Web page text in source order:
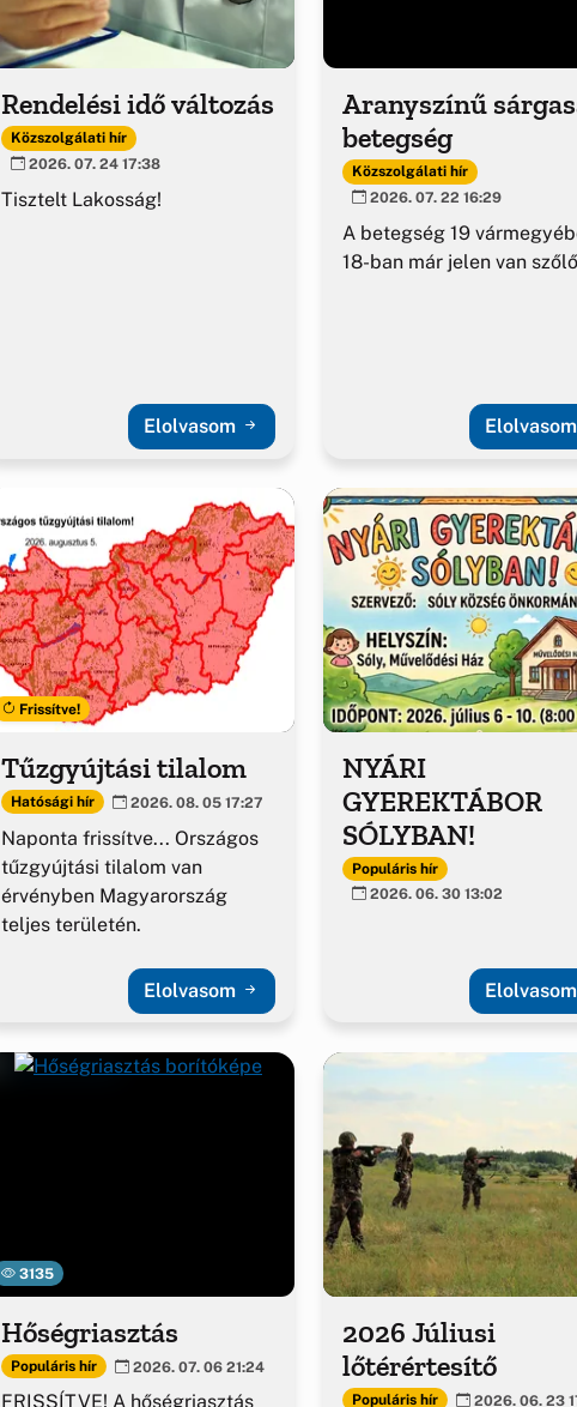
Rendelési idő változás
Közszolgálati hír
2026. 07. 24 17:38
Tisztelt Lakosság!
Elolvasom
Aranyszínű
betegség
Közszolgálati hír
2026. 07. 22 16:29
A betegség 19
18-ban már jelen van
Elolvasom
Frissítve!
Tűzgyújtási tilalom
Hatósági hír 2026. 08. 05 17:27
Naponta frissítve... Országos
tűzgyújtási tilalom van
érvényben Magyarország
teljes területén.
Elolvasom
NYÁRI
GYEREKTÁBOR
SÓLYBAN!
Populáris hír
2026. 06. 30 13:02
Elolvasom
3135
Hőségriasztás
Populáris hír 2026. 07. 06 21:24
FRISSÍTVE! A hőségriasztás
2026 Júliusi
lőtérértesítő
Populáris hír 2026. 06. 23